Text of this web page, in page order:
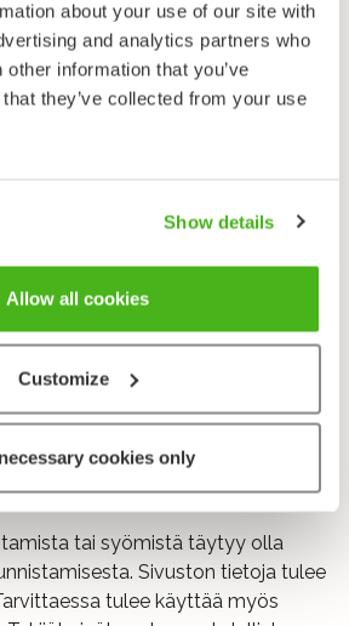
about your use of our site with
and analytics partners who
information that you’ve
they’ve collected from your use
Show details
Allow all cookies
Customize
cookies only
luulemaan kantarelliksi ja
Yleensä sitä ei kuitenkaan pidetä
myrkylliseksikään sitä ei tiedetä.
toisten mielestä
mielestä hedelmäinen.
Sarcomyxa serotina),
lyhyessä jalassa ja heltoissa.
tumman harmaanvihreä ja
hyvänmakuinen.
tai syömistä täytyy olla
Sivuston tietoja tulee
tulee käyttää myös